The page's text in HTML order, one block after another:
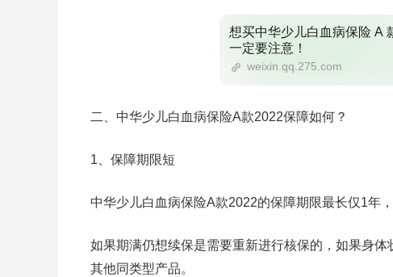
想买中华少儿白血病保险 A
一定要注意！
weixin.qq.275.com
二、中华少儿白血病保险A款2022保障如何？
1、保障期限短
中华少儿白血病保险A款2022的保障期限最长仅1年
如果期满仍想续保是需要重新进行核保的，如果身
其他同类型产品。